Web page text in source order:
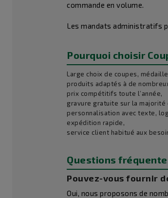
commande en volume.
Les mandats administratifs
Pourquoi choisir
Large choix de coupes,
produits adaptés à de
prix compétitifs toute l’année,
gravure gratuite sur la majorité
personnalisation avec texte,
expédition rapide,
service client habitué aux
Questions
Pouvez-vous fournir
Oui, nous proposons de